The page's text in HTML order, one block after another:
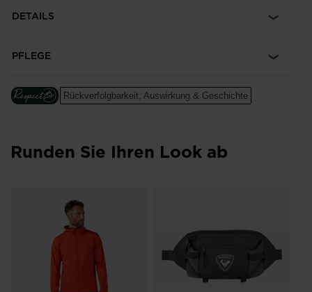
DETAILS
PFLEGE
Rückverfolgbarkeit, Auswirkung & Geschichte
Runden Sie Ihren Look ab